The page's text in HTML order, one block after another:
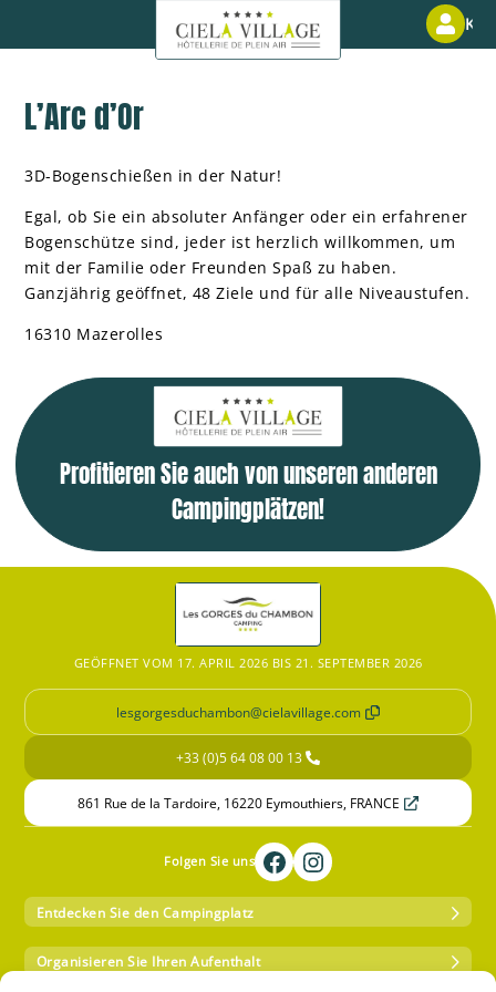
L’Arc d’Or
3D-Bogenschießen in der Natur!
Egal, ob Sie ein absoluter Anfänger oder ein erfahrener
Bogenschütze sind, jeder ist herzlich willkommen, um
mit der Familie oder Freunden Spaß zu haben.
Ganzjährig geöffnet, 48 Ziele und für alle Niveaustufen.
16310 Mazerolles
Profitieren Sie auch von unseren anderen
Campingplätzen!
GEÖFFNET VOM 17. APRIL 2026 BIS 21. SEPTEMBER 2026
lesgorgesduchambon@cielavillage.com
+33 (0)5 64 08 00 13
861 Rue de la Tardoire, 16220 Eymouthiers, FRANCE
Folgen Sie uns
Entdecken Sie den Campingplatz
Organisieren Sie Ihren Aufenthalt